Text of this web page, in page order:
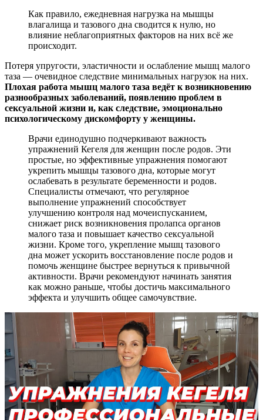
Как правило, ежедневная нагрузка на мышцы
влагалища и тазового дна сводится к нулю, но
влияние неблагоприятных факторов на них всё же
происходит.
Потеря упругости, эластичности и ослабление мышц малого
таза — очевидное следствие минимальных нагрузок на них.
Плохая работа мышц малого таза ведёт к возникновению
разнообразных заболеваний, появлению проблем в
сексуальной жизни и, как следствие, эмоционально
психологическому дискомфорту у женщины.
Врачи единодушно подчеркивают важность
упражнений Кегеля для женщин после родов. Эти
простые, но эффективные упражнения помогают
укрепить мышцы тазового дна, которые могут
ослабевать в результате беременности и родов.
Специалисты отмечают, что регулярное
выполнение упражнений способствует
улучшению контроля над мочеиспусканием,
снижает риск возникновения пролапса органов
малого таза и повышает качество сексуальной
жизни. Кроме того, укрепление мышц тазового
дна может ускорить восстановление после родов и
помочь женщине быстрее вернуться к привычной
активности. Врачи рекомендуют начинать занятия
как можно раньше, чтобы достичь максимального
эффекта и улучшить общее самочувствие.